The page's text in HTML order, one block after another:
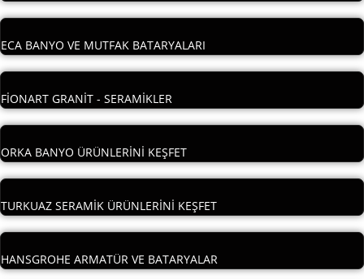
ECA BANYO VE MUTFAK BATARYALARI
FİONART GRANİT - SERAMİKLER
ORKA BANYO ÜRÜNLERİNİ KEŞFET
TURKUAZ SERAMİK ÜRÜNLERİNİ KEŞFET
HANSGROHE ARMATÜR VE BATARYALAR